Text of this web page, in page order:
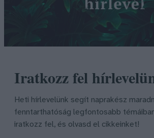
Iratkozz fel
Heti hírlevelünk segít naprakész
fenntarthatóság legfontosabb
iratkozz fel, és olvasd el cikkeinket!